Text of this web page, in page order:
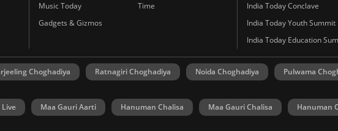
Music Today
Time
Gadgets & Gizmos
India Today Conclave
India Today Youth Summit
India Today Education
Choghadiya Ratnagiri Choghadiya Noida Choghadiya Pulwama
Maa Gauri Aarti Hanuman Chalisa Maa Gauri Chalisa Hanuman